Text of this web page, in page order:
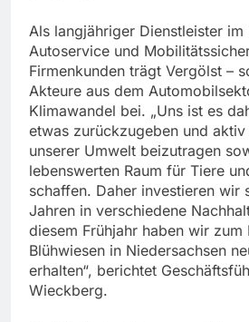
Als langjähriger Dienstleister im
Autoservice und
Firmenkunden trägt Vergölst –
Akteure aus dem
Klimawandel bei. „Uns ist es
etwas zurückzugeben und aktiv
unserer Umwelt beizutragen
lebenswerten Raum für Tiere
schaffen. Daher investieren wir
Jahren in verschiedene
diesem Frühjahr haben wir zum
Blühwiesen in Niedersachsen
erhalten“, berichtet
Wieckberg.